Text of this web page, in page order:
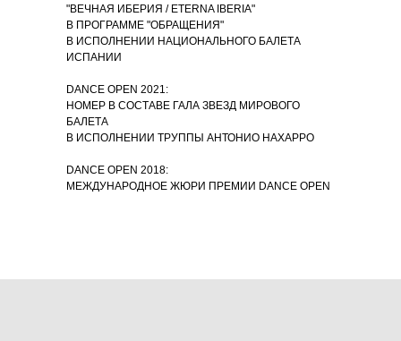
"ВЕЧНАЯ ИБЕРИЯ / ETERNA IBERIA"
В ПРОГРАММЕ "ОБРАЩЕНИЯ"
В ИСПОЛНЕНИИ НАЦИОНАЛЬНОГО БАЛЕТА
ИСПАНИИ
DANCE OPEN 2021:
НОМЕР В СОСТАВЕ ГАЛА ЗВЕЗД МИРОВОГО
БАЛЕТА
В ИСПОЛНЕНИИ ТРУППЫ АНТОНИО НАХАРРО
DANCE OPEN 2018:
МЕЖДУНАРОДНОЕ ЖЮРИ ПРЕМИИ DANCE OPEN